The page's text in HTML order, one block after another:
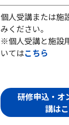
個人受講または施
みください。
※個人受講と施設
いてはこちら
研修申込・オ
講は